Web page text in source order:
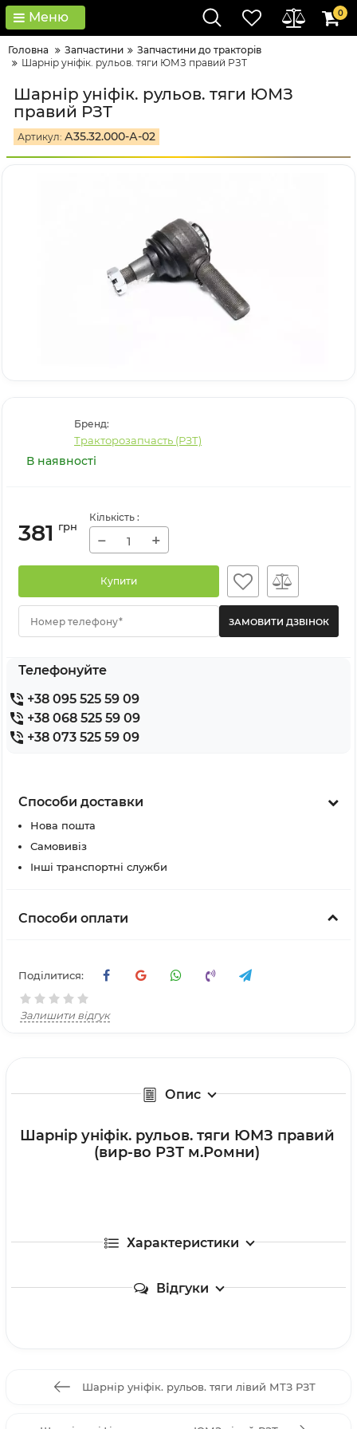
Меню 0
Головна Запчастини
Запчастини до тракторів
Шарнір уніфік. рульов. тяги ЮМЗ правий РЗТ
Шарнір уніфік. рульов. тяги ЮМЗ
правий РЗТ
Артикул: А35.32.000-А-02
Бренд:
Тракторозапчасть (РЗТ)
В наявності
381 грн
Кількість :
− +
Купити
Номер телефону*
Телефонуйте
+38 095 525 59 09
+38 068 525 59 09
+38 073 525 59 09
Способи доставки
Нова пошта
Самовивіз
Інші транспортні служби
Способи оплати
Поділитися:
Залишити відгук
Опис
Шарнір уніфік. рульов. тяги ЮМЗ правий
(вир-во РЗТ м.Ромни)
Характеристики
Відгуки
Шарнір уніфік. рульов. тяги лівий МТЗ РЗТ